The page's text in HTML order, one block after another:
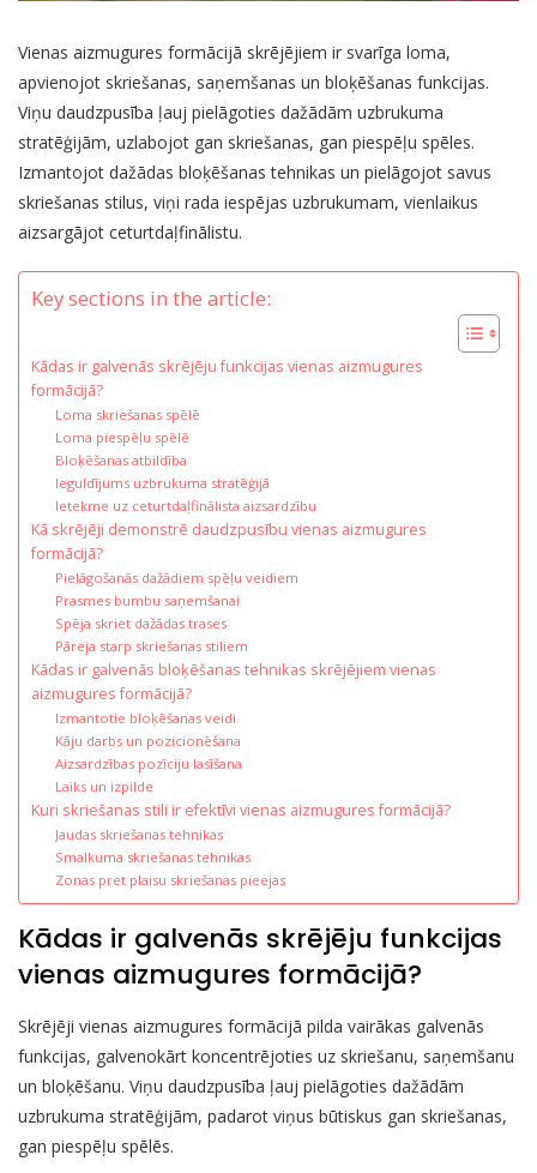
Vienas aizmugures formācijā skrējējiem ir svarīga loma,
apvienojot skriešanas, saņemšanas un bloķēšanas funkcijas.
Viņu daudzpusība ļauj pielāgoties dažādām uzbrukuma
stratēģijām, uzlabojot gan skriešanas, gan piespēļu spēles.
Izmantojot dažādas bloķēšanas tehnikas un pielāgojot savus
skriešanas stilus, viņi rada iespējas uzbrukumam, vienlaikus
aizsargājot ceturtdaļfinālistu.
Key sections in the article:
Kādas ir galvenās skrējēju funkcijas vienas aizmugures
formācijā?
Loma skriešanas spēlē
Loma piespēļu spēlē
Bloķēšanas atbildība
Ieguldījums uzbrukuma stratēģijā
Ietekme uz ceturtdaļfinālista aizsardzību
Kā skrējēji demonstrē daudzpusību vienas aizmugures
formācijā?
Pielāgošanās dažādiem spēļu veidiem
Prasmes bumbu saņemšanai
Spēja skriet dažādas trases
Pāreja starp skriešanas stiliem
Kādas ir galvenās bloķēšanas tehnikas skrējējiem vienas
aizmugures formācijā?
Izmantotie bloķēšanas veidi
Kāju darbs un pozicionēšana
Aizsardzības pozīciju lasīšana
Laiks un izpilde
Kuri skriešanas stili ir efektīvi vienas aizmugures formācijā?
Jaudas skriešanas tehnikas
Smalkuma skriešanas tehnikas
Zonas pret plaisu skriešanas pieejas
Kādas ir galvenās skrējēju funkcijas
vienas aizmugures formācijā?
Skrējēji vienas aizmugures formācijā pilda vairākas galvenās
funkcijas, galvenokārt koncentrējoties uz skriešanu, saņemšanu
un bloķēšanu. Viņu daudzpusība ļauj pielāgoties dažādām
uzbrukuma stratēģijām, padarot viņus būtiskus gan skriešanas,
gan piespēļu spēlēs.